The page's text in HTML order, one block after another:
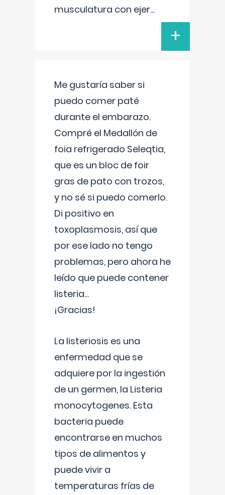
musculatura con ejer...
+
Me gustaría saber si
puedo comer paté
durante el embarazo.
Compré el Medallón de
foia refrigerado Seleqtia,
que es un bloc de foir
gras de pato con trozos,
y no sé si puedo comerlo.
Di positivo en
toxoplasmosis, así que
por ese lado no tengo
problemas, pero ahora he
leído que puede contener
listeria...
¡Gracias!
La listeriosis es una
enfermedad que se
adquiere por la ingestión
de un germen, la Listeria
monocytogenes. Esta
bacteria puede
encontrarse en muchos
tipos de alimentos y
puede vivir a
temperaturas frías de